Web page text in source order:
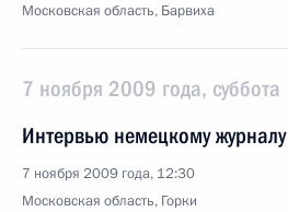
Московская область, Барвиха
7 ноября 2009 года, суббота
Интервью немецкому
7 ноября 2009 года, 12:30
Московская область, Горки